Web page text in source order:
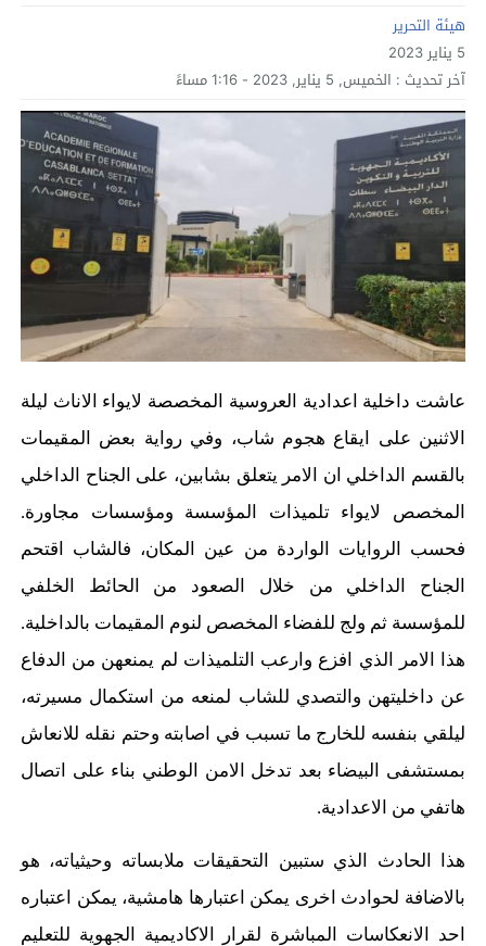
هيئة التحرير
5 يناير 2023
آخر تحديث : الخميس, 5 يناير, 2023 - 1:16 مساءً
عاشت داخلية اعدادية العروسية المخصصة لايواء الاناث ليلة
الاثنين على ايقاع هجوم شاب، وفي رواية بعض المقيمات
بالقسم الداخلي ان الامر يتعلق بشابين، على الجناح الداخلي
المخصص لايواء تلميذات المؤسسة ومؤسسات مجاورة.
فحسب الروايات الواردة من عين المكان، فالشاب اقتحم
الجناح الداخلي من خلال الصعود من الحائط الخلفي
للمؤسسة ثم ولج للفضاء المخصص لنوم المقيمات بالداخلية.
هذا الامر الذي افزع وارعب التلميذات لم يمنعهن من الدفاع
عن داخليتهن والتصدي للشاب لمنعه من استكمال مسيرته،
ليلقي بنفسه للخارج ما تسبب في اصابته وحتم نقله للانعاش
بمستشفى البيضاء بعد تدخل الامن الوطني بناء على اتصال
هاتفي من الاعدادية.
هذا الحادث الذي ستبين التحقيقات ملابساته وحيثياته، هو
بالاضافة لحوادث اخرى يمكن اعتبارها هامشية، يمكن اعتباره
احد الانعكاسات المباشرة لقرار الاكاديمية الجهوية للتعليم